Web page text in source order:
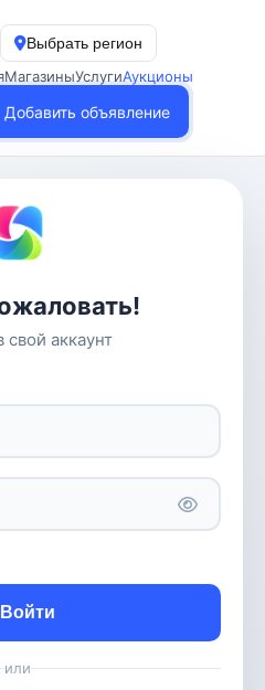
Выбрать регион
МагазиныУслугиАукционы
Добавить объявление
свой аккаунт
Войти
или